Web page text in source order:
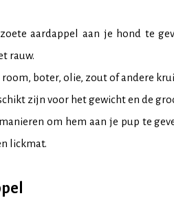
aardappel aan je hond te
rauw.
boter, olie, zout of andere
zijn voor het gewicht en de
om hem aan je pup te
lickmat.